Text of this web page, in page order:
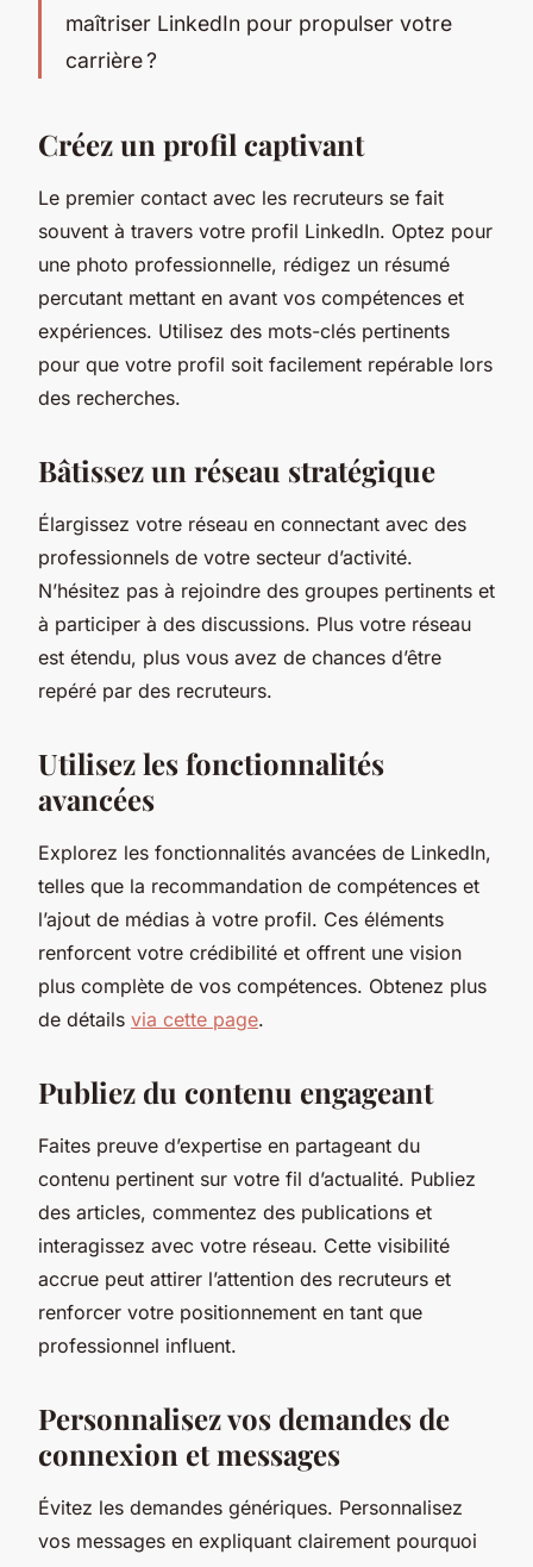
maîtriser LinkedIn pour propulser votre
carrière ?
Créez un profil captivant
Le premier contact avec les recruteurs se fait
souvent à travers votre profil LinkedIn. Optez pour
une photo professionnelle, rédigez un résumé
percutant mettant en avant vos compétences et
expériences. Utilisez des mots-clés pertinents
pour que votre profil soit facilement repérable lors
des recherches.
Bâtissez un réseau stratégique
Élargissez votre réseau en connectant avec des
professionnels de votre secteur d’activité.
N’hésitez pas à rejoindre des groupes pertinents et
à participer à des discussions. Plus votre réseau
est étendu, plus vous avez de chances d’être
repéré par des recruteurs.
Utilisez les fonctionnalités
avancées
Explorez les fonctionnalités avancées de LinkedIn,
telles que la recommandation de compétences et
l’ajout de médias à votre profil. Ces éléments
renforcent votre crédibilité et offrent une vision
plus complète de vos compétences. Obtenez plus
de détails via cette page.
Publiez du contenu engageant
Faites preuve d’expertise en partageant du
contenu pertinent sur votre fil d’actualité. Publiez
des articles, commentez des publications et
interagissez avec votre réseau. Cette visibilité
accrue peut attirer l’attention des recruteurs et
renforcer votre positionnement en tant que
professionnel influent.
Personnalisez vos demandes de
connexion et messages
Évitez les demandes génériques. Personnalisez
vos messages en expliquant clairement pourquoi